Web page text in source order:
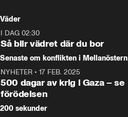
tonårsutvisningarna och hur
Moderaterna ska locka
väljare till valet i höst.
Väder
I DAG 02:30
Så blir vädret där du bor
Senaste om konflikten i Mellanöstern
NYHETER • 17 FEB. 2025
500 dagar av krig i Gaza – se
förödelsen
200 sekunder